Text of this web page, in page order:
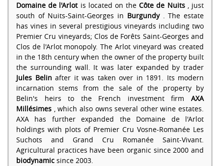
Domaine de l'Arlotis located on theCôte de Nuits, just
south of Nuits-Saint-Georges in Burgundy. The estate
has vines in several prestigious vineyards including two
Premier Cru vineyards; Clos de Forêts Saint-Georges and
Clos de l'Arlot monopoly. The Arlot vineyard was created
in the 18th century when the owner of the property built
the surrounding wall. It was later expanded by trader
Jules Belin after it was taken over in 1891. Its modern
incarnation stems from the sale of the property by
Belin's heirs to the French investment firm AXA
Millésimes , which also owns several other wine estates.
AXA has further expanded the Domaine de l'Arlot
holdings with plots of Premier Cru Vosne-Romanée Les
Suchots and Grand Cru Romanée Saint-Vivant.
Agricultural practices have been organic since 2000 and
biodynamic since 2003.